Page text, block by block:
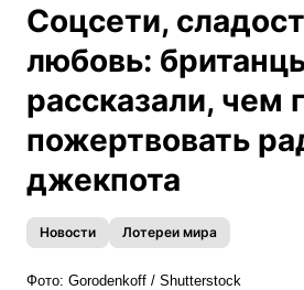
Соцсети,
любовь:
рассказали, чем
пожертвовать
джекпота
Новости Лотереи мира
Фото: Gorodenkoff / Shutterstock